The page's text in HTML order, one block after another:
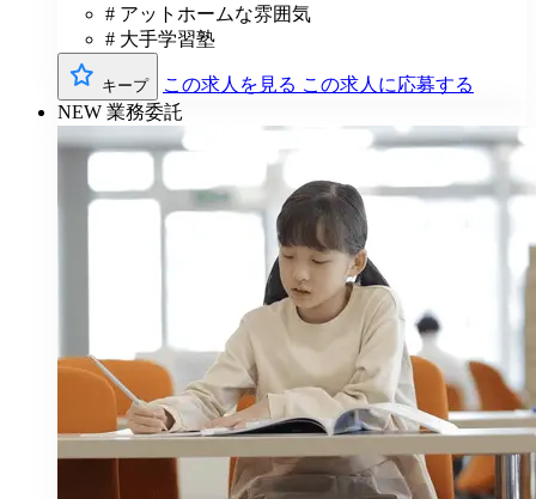
# アットホームな雰囲気
# 大手学習塾
キープ この求人を見る この求人に応募する
NEW 業務委託